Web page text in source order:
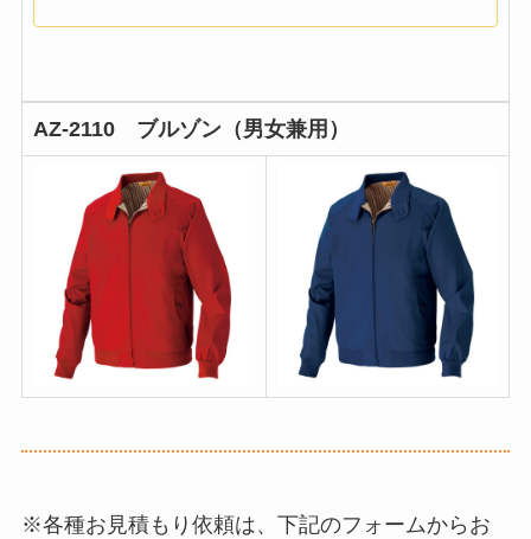
AZ-2110 ブルゾン（男女兼用）
※各種お見積もり依頼は、下記のフォームからお